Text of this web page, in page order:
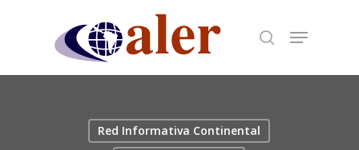
content
Red Informativa Continental